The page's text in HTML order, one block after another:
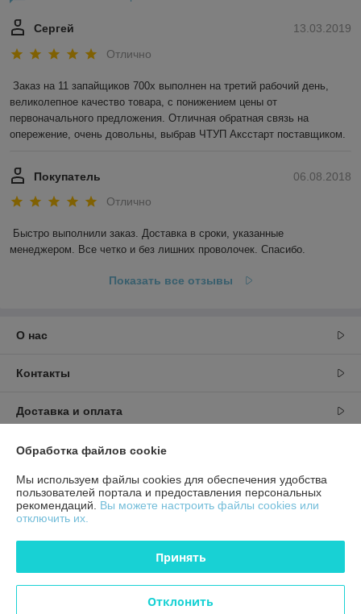
13.03.2019
Сергей
Отлично
Заказ на 11 запайщиков 700х выполнен на третий рабочий день,
великолепное качество товара, с понижением цены от
первоначального предложения. Отличная обратная связь на
опережение, очень довольны, выбрав ЧТУП Аксстарт поставщиком.
06.08.2018
Покупатель
Отлично
Быстро выполнили заказ. Доставка в сроки, указанные
менеджером. Все четко и без лишних проволочек. Спасибо.
Показать все отзывы
О нас
Контакты
Доставка и оплата
График работы
Полная версия сайта
Политика обработки cookies
Сайт создан на платформе Deal.by
Обработка файлов cookie
Мы используем файлы cookies для обеспечения удобства
пользователей портала и предоставления персональных
рекомендаций. Вы можете настроить файлы cookies или
отключить их.
Принять
Отклонить